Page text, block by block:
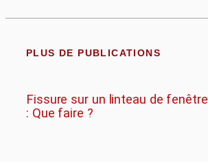
PLUS DE PUBLICATIONS
Fissure sur un linteau de fenêtre
: Que faire ?